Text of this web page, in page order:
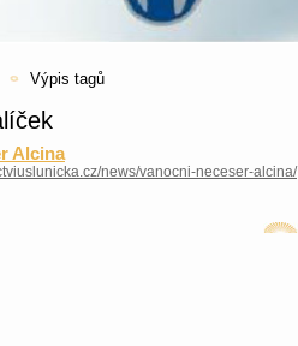
Výpis tagů
Alcina
news/vanocni-neceser-alcina/